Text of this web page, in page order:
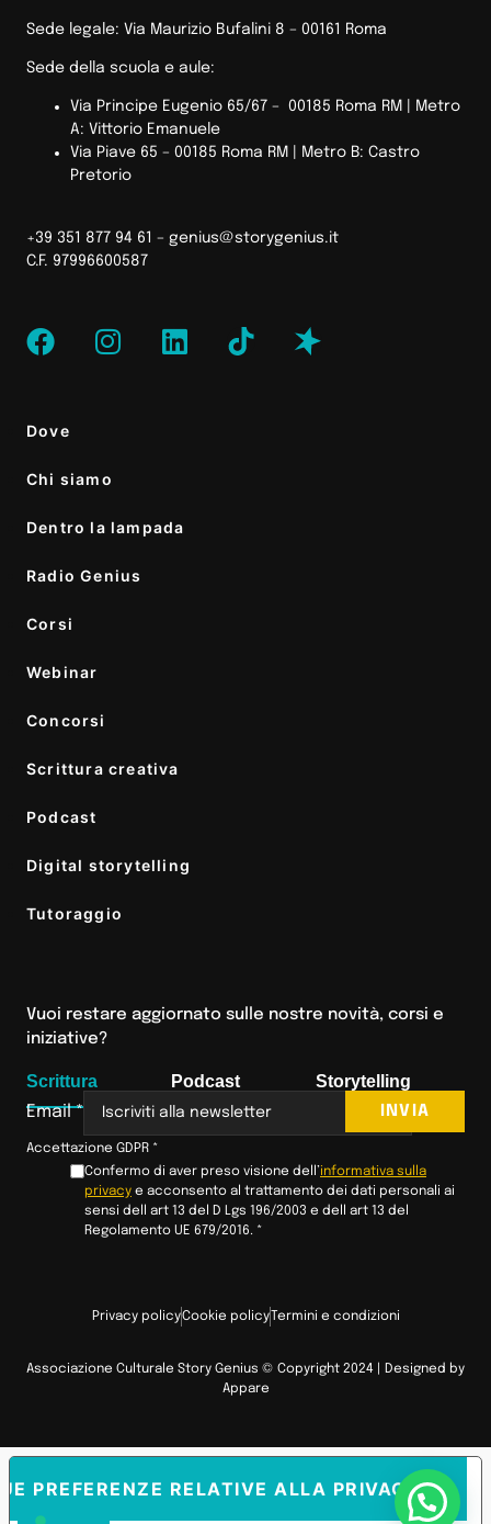
Sede legale: Via Maurizio Bufalini 8 – 00161 Roma
Sede della scuola e aule:
Via Principe Eugenio 65/67 – 00185 Roma RM |
Metro
A: Vittorio Emanuele
Via Piave 65 – 00185 Roma RM | Metro B: Castro
Pretorio
+39 351 877 94 61 – genius@storygenius.it
C.F. 97996600587
Dove
Chi siamo
Dentro la lampada
Radio Genius
Corsi
Webinar
Concorsi
Scrittura creativa
Podcast
Digital storytelling
Tutoraggio
Vuoi restare aggiornato sulle nostre novità, corsi e
iniziative?
Scrittura
Email*
Accettazione GDPR *
Confermo di aver preso visione dell’informativa sulla
privacy e acconsento al trattamento dei dati personali ai
sensi dell art 13 del D Lgs 196/2003 e dell art 13 del
Regolamento UE 679/2016. *
INVIA
Podcast Storytelling
Associazione Culturale Story Genius © Copyright 2024 | Designed by
Appare
Privacy policyCookie policy Termini e condizioni
PREFERENZE RELATIVE ALLA PRIVACY